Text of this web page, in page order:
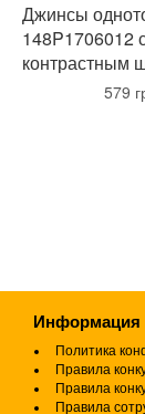
Джинсы
148P1706012
контрастным
579
Информация
Политика
Правила
Правила
Правила